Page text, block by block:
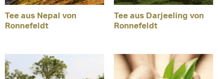
Tee aus Nepal von
Ronnefeldt
Tee aus Darjeeling von
Ronnefeldt